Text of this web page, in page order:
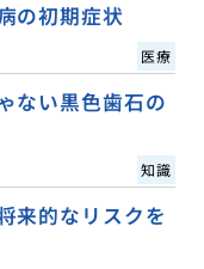
の初期症状
医療
ない黒色歯石の
知識
来的なリスクを